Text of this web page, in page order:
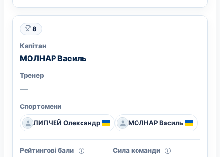
8
Капітан
МОЛНАР Василь
Тренер
—
Спортсмени
ЛИПЧЕЙ Олександр МОЛНАР Василь
Рейтингові бали Сила команди